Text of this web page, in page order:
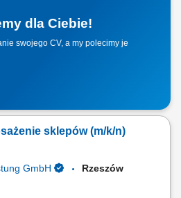
dla Ciebie!
swojego CV, a my polecimy je
sklepów (m/k/n)
GmbH Rzeszów